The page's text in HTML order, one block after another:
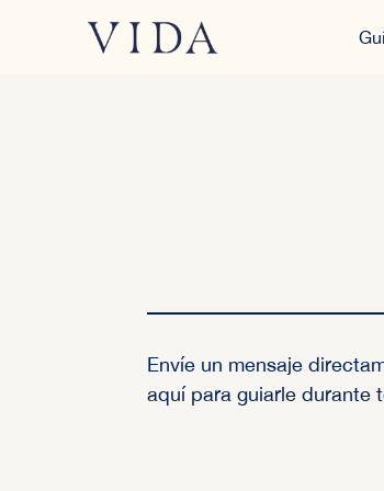
Envíe un mensaje
aquí para guiarle durante